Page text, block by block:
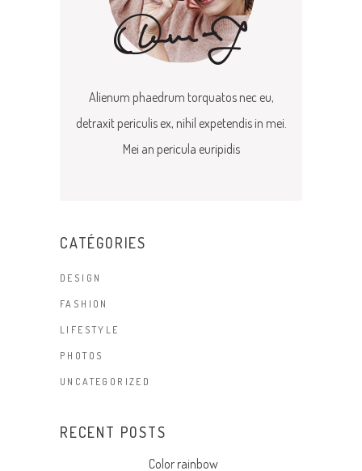
Alienum phaedrum torquatos nec eu,
detraxit periculis ex, nihil expetendis in mei.
Mei an pericula euripidis
CATÉGORIES
DESIGN
FASHION
LIFESTYLE
PHOTOS
UNCATEGORIZED
RECENT POSTS
Color rainbow